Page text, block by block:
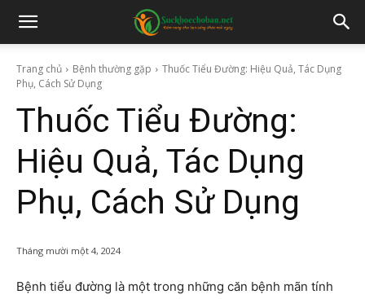
Trang chủ Bệnh thường gặp
Thuốc Tiểu Đường: Hiệu Quả, Tác Dụng
Phụ, Cách Sử Dụng
Thuốc Tiểu Đường:
Hiệu Quả, Tác Dụng
Phụ, Cách Sử Dụng
Tháng mười một 4, 2024
Bệnh tiểu đường là một trong những căn bệnh mãn tính